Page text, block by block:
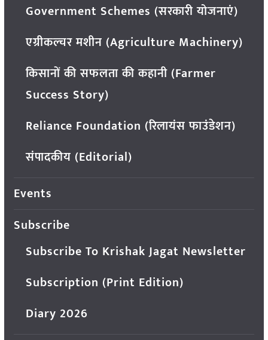
Government Schemes (सरकारी योजनाएं)
एग्रीकल्चर मशीन (Agriculture Machinery)
किसानों की सफलता की कहानी (Farmer
Success Story)
Reliance Foundation (रिलायंस फाउंडेशन)
संपादकीय (Editorial)
Events
Subscribe
Subscribe To Krishak Jagat Newsletter
Subscription (Print Edition)
Diary 2026